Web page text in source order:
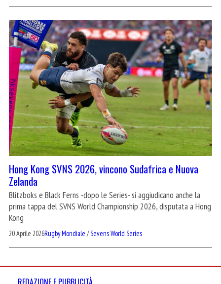
Hong Kong SVNS 2026, vincono Sudafrica e Nuova
Zelanda
Blitzboks e Black Ferns -dopo le Series- si aggiudicano anche la
prima tappa del SVNS World Championship 2026, disputata a Hong
Kong
20 Aprile 2026Rugby Mondiale /Sevens World Series